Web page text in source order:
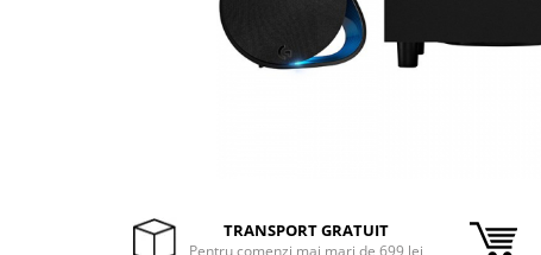
TRANSPORT GRATUIT
Pentru comenzi mai mari de 699 lei